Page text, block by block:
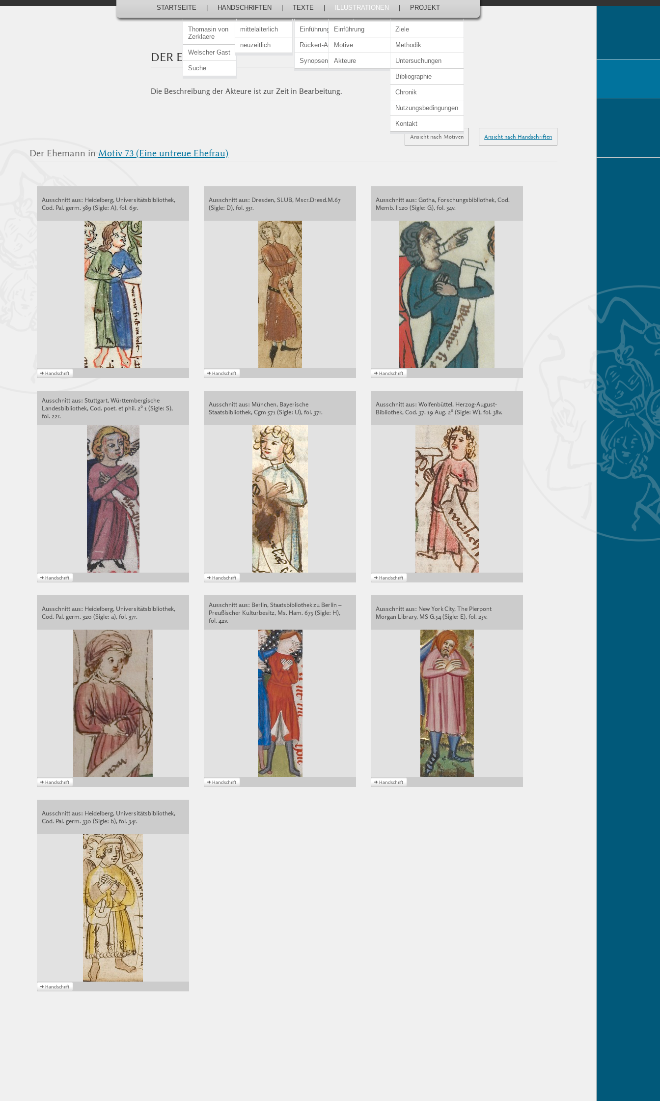
STARTSEITE
Thomasin von
Zerklaere
Welscher Gast
Suche
HANDSCHRIFTEN
mittelalterlich
neuzeitlich
TEXTE
Einführung
Rückert-Ausgabe
Synopsen
ILLUSTRATIONEN
Einführung
Motive
Akteure
PROJEKT
Ziele
Methodik
Untersuchungen
Bibliographie
Chronik
Nutzungsbedingungen
Kontakt
DER EHEMANN
Die Beschreibung der Akteure ist zur Zeit in Bearbeitung.
Ansicht nach Handschriften
Ansicht nach Motiven
Der Ehemann in Motiv 73 (Eine untreue Ehefrau)
Ausschnitt aus: Heidelberg, Universitätsbibliothek,
Cod. Pal. germ. 389 (Sigle: A), fol. 63r.
Ausschnitt aus: Dresden, SLUB, Mscr.Dresd.M.67
(Sigle: D), fol. 33r.
Ausschnitt aus: Gotha, Forschungsbibliothek, Cod.
Memb. I 120 (Sigle: G), fol. 34v.
Ausschnitt aus: Stuttgart, Württembergische
Landesbibliothek, Cod. poet. et phil. 2° 1 (Sigle: S),
fol. 22r.
Ausschnitt aus: München, Bayerische
Staatsbibliothek, Cgm 571 (Sigle: U), fol. 37r.
Ausschnitt aus: Wolfenbüttel, Herzog-August-
Bibliothek, Cod. 37. 19 Aug. 2° (Sigle: W), fol. 38v.
Ausschnitt aus: Heidelberg, Universitätsbibliothek,
Cod. Pal. germ. 320 (Sigle: a), fol. 37r.
Ausschnitt aus: Berlin, Staatsbibliothek zu Berlin –
Preußischer Kulturbesitz, Ms. Ham. 675 (Sigle: H),
fol. 42v.
Ausschnitt aus: New York City, The Pierpont
Morgan Library, MS G.54 (Sigle: E), fol. 25v.
Ausschnitt aus: Heidelberg, Universitätsbibliothek,
Cod. Pal. germ. 330 (Sigle: b), fol. 34r.